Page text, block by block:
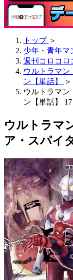
トップ ＞
少年・青年マ
週刊コロコロ
ウルトラマ
ン【単話】
＞
ウルトラマ
ン【単話】 17
ウルトラマ
ア・スパイ